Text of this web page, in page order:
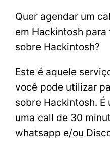
Quer agendar um
em Hackintosh
sobre Hackintosh?
Este é aquele
você pode utilizar
sobre Hackintosh.
uma call de 30
whatsapp e/ou